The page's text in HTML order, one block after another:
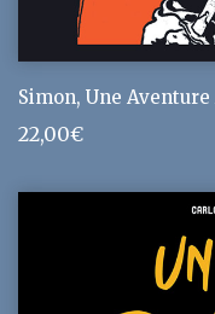
Simon, Une
22,00€